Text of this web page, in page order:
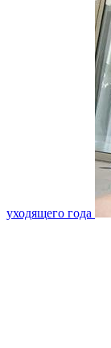
уходящего года